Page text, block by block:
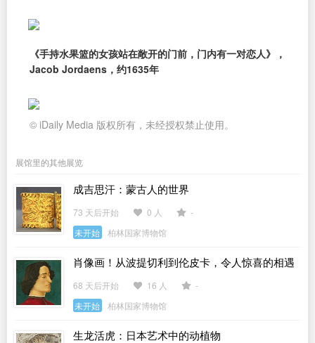
《手持水果篮的女孩站在敞开的门前，门内有一对恋人》，
Jacob Jordaens，约1635年
© iDaily Media 版权所有，未经授权禁止使用。
展馆里的其他展览
成吉思汗：蒙古人的世界
73 天后开始 0 人
-
未开始
柏林国家博物馆
肖像画！从波提切利到伦皮卡，令人惊喜的相遇
68 天后开始 16 人
-
未开始
柏林国家博物馆
生龙活虎：日本艺术中的动植物